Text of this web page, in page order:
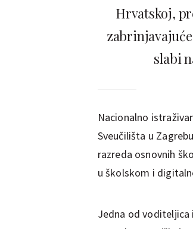
Hrvatskoj,
slabi
Nacionalno
Sveučilišta u
razreda osnovnih
u školskom i
Jedna od voditeljica